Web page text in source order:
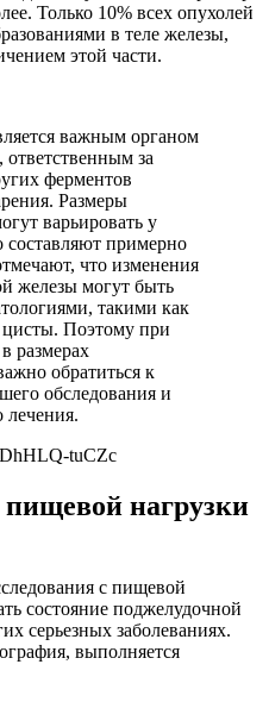
Только 10% всех опухолей
в теле железы,
этой части.
важным органом
ответственным за
ферментов
Размеры
варьировать у
примерно
что изменения
железы могут быть
такими как
цисты. Поэтому при
размерах
обратиться к
обследования и
лечения.
tuCZc
нагрузки
с пищевой
состояние поджелудочной
серьезных заболеваниях.
выполняется